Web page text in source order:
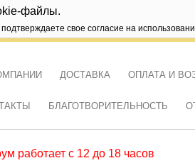
файлы.
свое согласие на
ДОСТАВКА ОПЛАТА И
БЛАГОТВОРИТЕЛЬНОСТЬ
работает с 12 до 18 часов